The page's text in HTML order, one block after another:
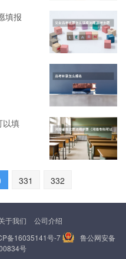
填报
以填
331 332
于我们
公司介绍
备16035141号-7
鲁公网安备
号